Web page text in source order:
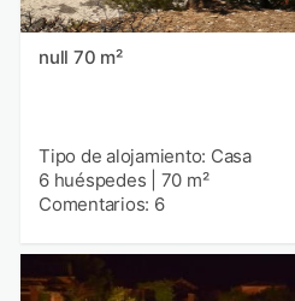
null 70 m²
Tipo de alojamiento: Casa
6 huéspedes
70 m²
Comentarios: 6